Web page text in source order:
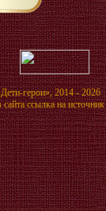
герои», 2014 - 2026
ссылка на источник